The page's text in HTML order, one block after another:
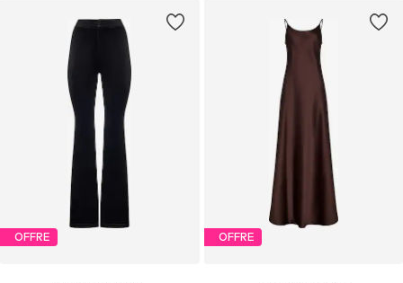
OFFRE OFFRE